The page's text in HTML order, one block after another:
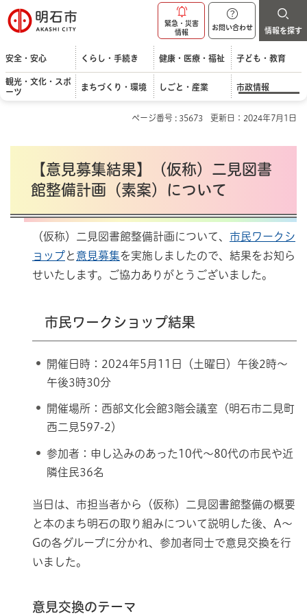
明石市
緊急・災害
情報
お問い合わせ 情報を探す
安全・安心 くらし・手続き 健康・医療・福祉 子ども・教育
観光・文化・スポ
ーツ
まちづくり・環境 しごと・産業 市政情報
ページ番号 : 35673 更新日：2024年7月1日
【意見募集結果】（仮称）二見図書
館整備計画（素案）について
（仮称）二見図書館整備計画について、 市民ワークシ
ョップと 意見募集を実施しましたので、結果をお知ら
せいたします。ご協力ありがとうございました。
市民ワークショップ結果
開催日時：2024年5月11日（土曜日）午後2時～
午後3時30分
開催場所：西部文化会館3階会議室（明石市二見町
西二見597-2）
参加者：申し込みのあった10代～80代の市民や近
隣住民36名
当日は、市担当者から（仮称）二見図書館整備の概要
と本のまち明石の取り組みについて説明した後、A～
Gの各グループに分かれ、参加者同士で意見交換を行
いました。
意見交換のテーマ